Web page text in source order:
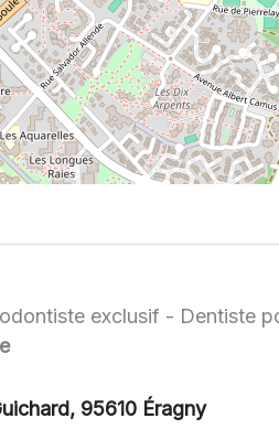
exclusif - Dentiste
95610 Éragny